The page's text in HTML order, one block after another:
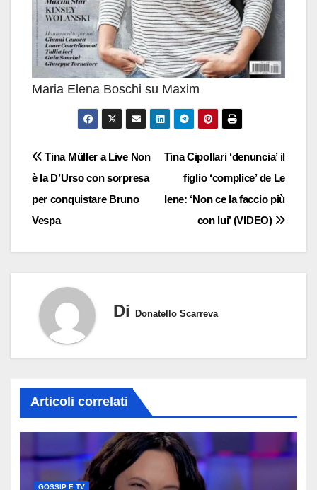
Maria Elena Boschi su Maxim
Navigazione
articoli
Tina Cipollari ‘denuncia’ il
figlio ‘complice’ de Le
Iene: ‘Non ce la faccio più
con lui’ (VIDEO)
Tina Müller a Live Non
è la D’Urso con sorpresa
per conquistare Bruno
Vespa
Di Donatello Scarreva
Articoli correlati
GOSSIP E TV